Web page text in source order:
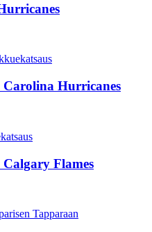
Carolina Hurricanes
Flames